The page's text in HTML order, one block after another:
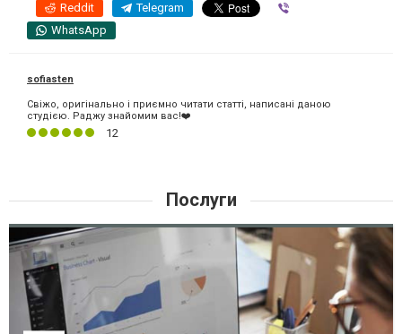
Reddit Telegram
WhatsApp
sofiasten
Свіжо, оригінально і приємно читати статті, написані даною
студією. Раджу знайомим вас!❤️
12
Послуги